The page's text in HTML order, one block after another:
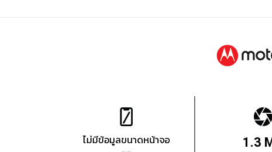
ไม่มีข้อมูลขนาดหน้าจอ
1.3